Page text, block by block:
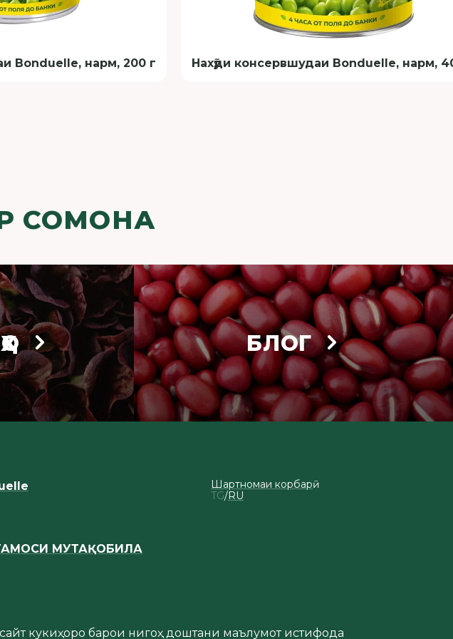
Bonduelle, нарм, 200 г Нахӯди консервшудаи Bonduelle, нарм,
СОМОНА
БЛОГ
МУТАҚОБИЛА
Шартномаи корбарӣ
TG RU
кукиҳоро барои нигоҳ доштани маълумот истифода